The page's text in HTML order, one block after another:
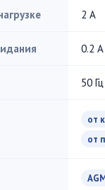
2 А
0.2 А
50 Гц
от
от